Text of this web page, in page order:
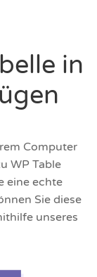
in
Computer
WP Table
eine echte
Sie diese
unseres